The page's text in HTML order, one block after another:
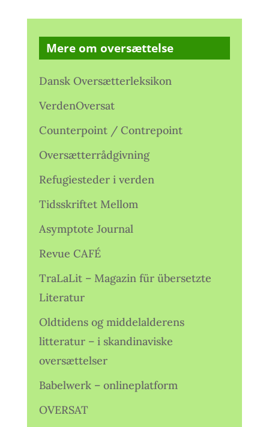
Mere om oversættelse
Dansk Oversætterleksikon
VerdenOversat
Counterpoint / Contrepoint
Oversætterrådgivning
Refugiesteder i verden
Tidsskriftet Mellom
Asymptote Journal
Revue CAFÉ
TraLaLit – Magazin für übersetzte
Literatur
Oldtidens og middelalderens
litteratur – i skandinaviske
oversættelser
Babelwerk – onlineplatform
OVERSAT